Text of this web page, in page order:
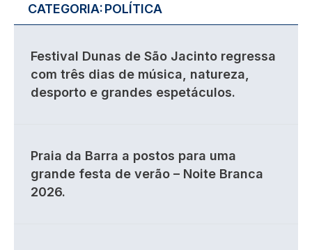
CATEGORIA:POLÍTICA
Festival Dunas de São Jacinto regressa
com três dias de música, natureza,
desporto e grandes espetáculos.
Praia da Barra a postos para uma
grande festa de verão – Noite Branca
2026.